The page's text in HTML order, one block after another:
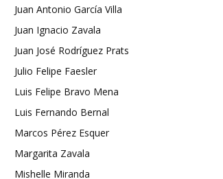
Juan Antonio García Villa
Juan Ignacio Zavala
Juan José Rodríguez Prats
Julio Felipe Faesler
Luis Felipe Bravo Mena
Luis Fernando Bernal
Marcos Pérez Esquer
Margarita Zavala
Mishelle Miranda